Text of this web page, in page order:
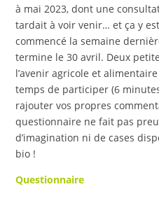
à mai 2023, dont une
tardait à voir venir… et ça y
commencé la semaine
termine le 30 avril. Deux
l’avenir agricole et
temps de participer (6
rajouter vos propres
questionnaire ne fait pas
d’imagination ni de cases
bio !
Questionnaire